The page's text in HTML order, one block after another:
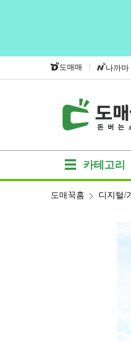
도매매 | 나까마
카테고리
도매꾹홈 디지털/